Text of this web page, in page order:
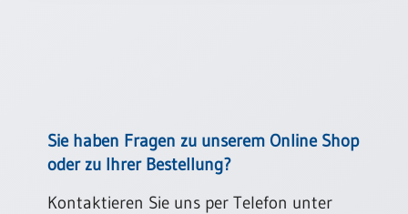
Poster
Neuerscheinungen
Einzelposter
Sie haben Fragen zu unserem Online Shop
oder zu Ihrer Bestellung?
Kontaktieren Sie uns per Telefon unter